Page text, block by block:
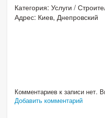
Категория: Услуги /
Адрес: Киев, Днепровский
Комментариев к записи нет.
Добавить комментарий